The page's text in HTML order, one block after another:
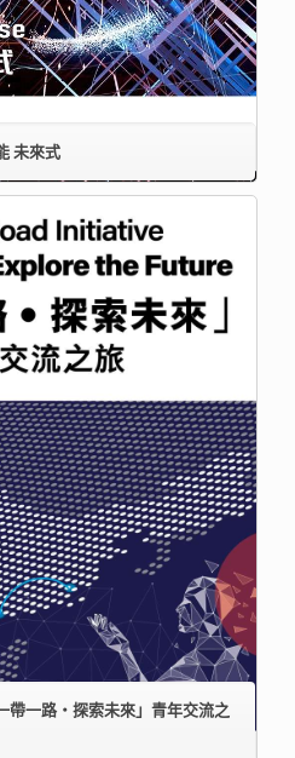
未來式
帶一路‧探索未來」青年交流之